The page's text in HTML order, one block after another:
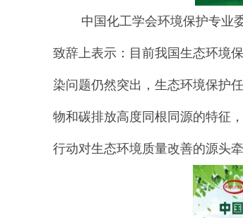
中国化工学会环境保护专业委
致辞上表示：目前我国生态环境
染问题仍然突出，生态环境保护
物和碳排放高度同根同源的特征
行动对生态环境质量改善的源头